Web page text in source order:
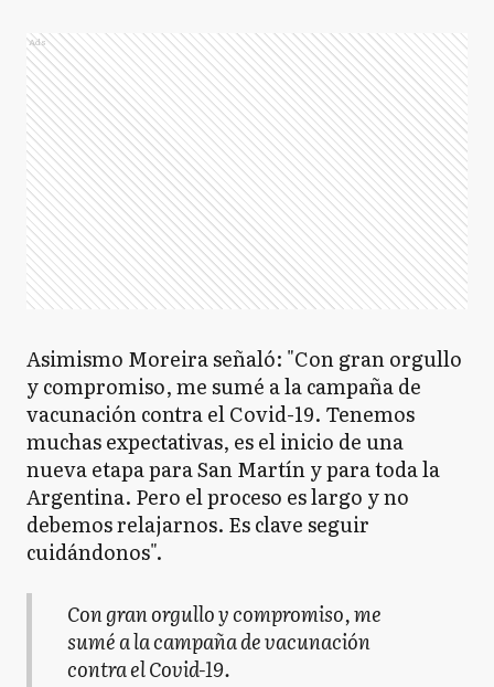
Ads
Asimismo Moreira señaló: "Con gran orgullo
y compromiso, me sumé a la campaña de
vacunación contra el Covid-19. Tenemos
muchas expectativas, es el inicio de una
nueva etapa para San Martín y para toda la
Argentina. Pero el proceso es largo y no
debemos relajarnos. Es clave seguir
cuidándonos".
Con gran orgullo y compromiso, me
sumé a la campaña de vacunación
contra el Covid-19.